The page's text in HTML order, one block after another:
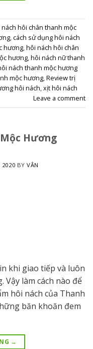
hôi chân thanh mộc
,cách sử dụng hôi nách
hương,hôi nách hôi chân
hương,hôi nách nữ thanh
nách thanh mộc hương
mộc hương,Review trị
hôi nách,xịt hôi nách
Leave a comment
Hương
2020 BYVÂN
khi giao tiếp và luôn
Vậy làm cách nào để
hôi nách của Thanh
băn khoăn đem
→